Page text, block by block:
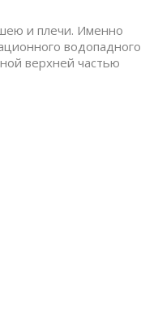
и плечи. Именно
водопадного
верхней частью